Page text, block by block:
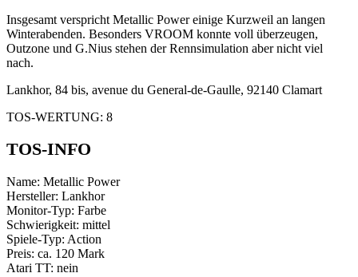
Insgesamt verspricht Metallic Power einige Kurzweil an langen
Winterabenden. Besonders VROOM konnte voll überzeugen,
Outzone und G.Nius stehen der Rennsimulation aber nicht viel
nach.
Lankhor, 84 bis, avenue du General-de-Gaulle, 92140 Clamart
TOS-WERTUNG: 8
TOS-INFO
Name: Metallic Power
Hersteller: Lankhor
Monitor-Typ: Farbe
Schwierigkeit: mittel
Spiele-Typ: Action
Preis: ca. 120 Mark
Atari TT: nein